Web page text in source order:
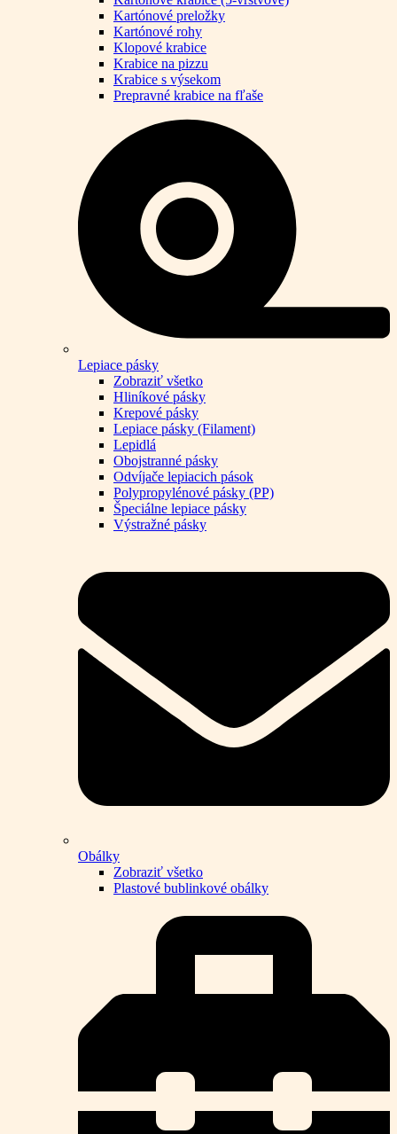
Kartónové preložky
Kartónové rohy
Klopové krabice
Krabice na pizzu
Krabice s výsekom
Prepravné krabice na fľaše
Lepiace pásky
Zobraziť všetko
Hliníkové pásky
Krepové pásky
Lepiace pásky (Filament)
Lepidlá
Obojstranné pásky
Odvíjače lepiacich pások
Polypropylénové pásky (PP)
Špeciálne lepiace pásky
Výstražné pásky
Obálky
Zobraziť všetko
Plastové bublinkové obálky